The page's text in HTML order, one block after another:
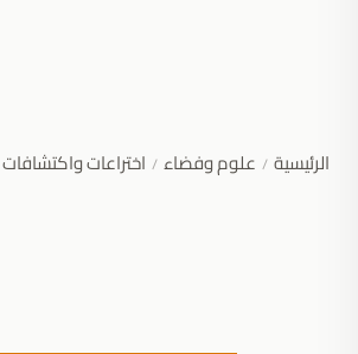
الرئيسية / علوم وفضاء / اختراعات واكتشافات